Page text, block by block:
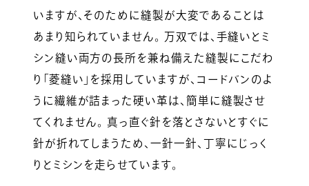
いますが、そのために縫製が大変であることは
あまり知られていません。 万双では、手縫いとミ
シン縫い両方の長所を兼ね備えた縫製にこだわ
り「菱縫い」を採用していますが、コードバンのよ
うに繊維が詰まった硬い革は、簡単に縫製させ
てくれません。 真っ直ぐ針を落とさないとすぐに
針が折れてしまうため、一針一針、丁寧にじっく
りとミシンを走らせています。